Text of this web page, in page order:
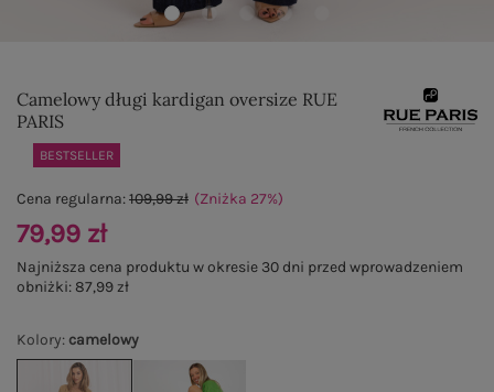
Camelowy długi kardigan oversize RUE
PARIS
BESTSELLER
Kolory: camelowy
Cena regularna:109,99 zł (Zniżka 27%)
79,99 zł
Najniższa cena produktu w okresie 30 dni przed wprowadzeniem
obniżki: 87,99 zł